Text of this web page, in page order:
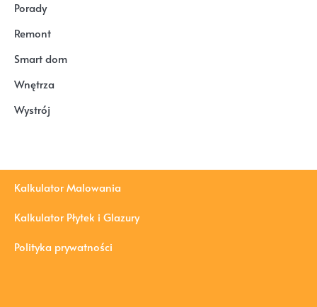
Porady
Remont
Smart dom
Wnętrza
Wystrój
Kalkulator Malowania
Kalkulator Płytek i Glazury
Polityka prywatności